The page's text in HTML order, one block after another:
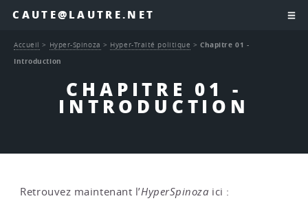
CAUTE@LAUTRE.NET
CHAPITRE 01 -
INTRODUCTION
Accueil > Hyper-Spinoza > Hyper-Traité politique >Chapitre 01 -
Introduction
Retrouvez maintenant l’HyperSpinoza ici :